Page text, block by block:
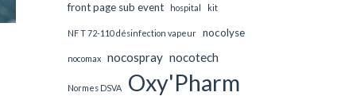
front page sub event hospital kit
NF T 72-110 désinfection vapeur nocolyse
nocomax nocospray nocotech
Normes DSVA Oxy'Pharm